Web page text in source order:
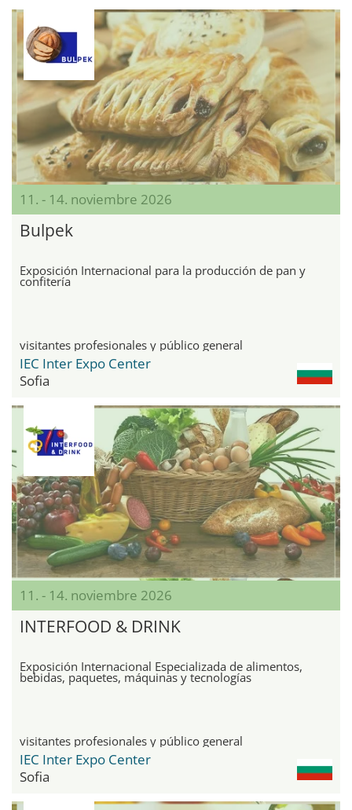
11. - 14. noviembre 2026
Bulpek
Exposición Internacional para la producción de pan y
confitería
visitantes profesionales y público general
IEC Inter Expo Center
Sofia
11. - 14. noviembre 2026
INTERFOOD & DRINK
Exposición Internacional Especializada de alimentos,
bebidas, paquetes, máquinas y tecnologías
visitantes profesionales y público general
IEC Inter Expo Center
Sofia